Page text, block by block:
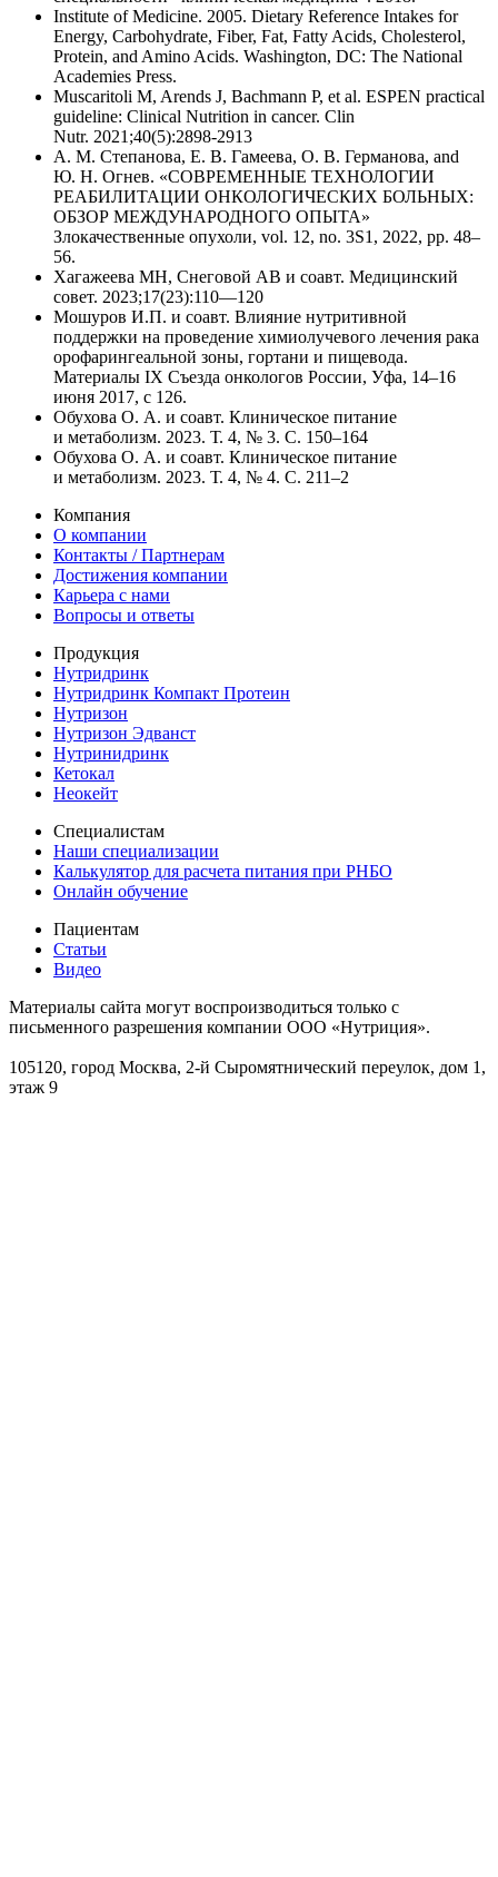
Institute of Medicine. 2005. Dietary Reference Intakes for
Energy, Carbohydrate, Fiber, Fat, Fatty Acids, Cholesterol,
Protein, and Amino Acids. Washington, DC: The National
Academies Press.
Muscaritoli M, Arends J, Bachmann P, et al. ESPEN practical
guideline: Clinical Nutrition in cancer. Clin
Nutr. 2021;40(5):2898-2913
А. М. Степанова, Е. В. Гамеева, О. В. Германова, and
Ю. Н. Огнев. «СОВРЕМЕННЫЕ ТЕХНОЛОГИИ
РЕАБИЛИТАЦИИ ОНКОЛОГИЧЕСКИХ БОЛЬНЫХ:
ОБЗОР МЕЖДУНАРОДНОГО ОПЫТА»
Злокачественные опухоли, vol. 12, no. 3S1, 2022, pp. 48–
56.
Хагажеева МН, Снеговой АВ и соавт. Медицинский
совет. 2023;17(23):110—120
Мошуров И.П. и соавт. Влияние нутритивной
поддержки на проведение химиолучевого лечения рака
орофарингеальной зоны, гортани и пищевода.
Материалы IX Съезда онкологов России, Уфа, 14–16
июня 2017, с 126.
Обухова О. А. и соавт. Клиническое питание
и метаболизм. 2023. Т. 4, № 3. С. 150–164
Обухова О. А. и соавт. Клиническое питание
и метаболизм. 2023. Т. 4, № 4. С. 211–2
Компания
О компании
Контакты / Партнерам
Достижения компании
Карьера c нами
Вопросы и ответы
Продукция
Нутридринк
Нутридринк Компакт Протеин
Нутризон
Нутризон Эдванст
Нутринидринк
Кетокал
Неокейт
Специалистам
Наши специализации
Калькулятор для расчета питания при РНБО
Онлайн обучение
Пациентам
Статьи
Видео
Материалы сайта могут воспроизводиться только с
письменного разрешения компании ООО «Нутриция».
105120, город Москва, 2-й Сыромятнический переулок, дом 1,
этаж 9